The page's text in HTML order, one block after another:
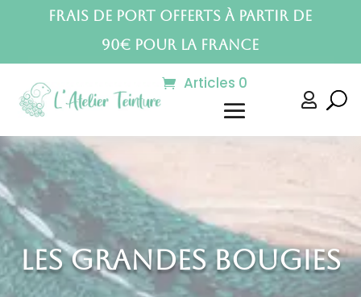
Frais de port offerts à partir de
90€ pour la France
Articles 0

Les grandes bougies